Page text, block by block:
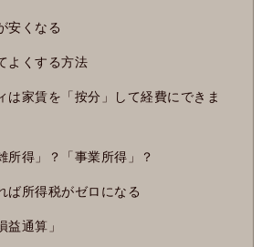
安くなる
よくする方法
は家賃を「按分」して経費にできま
所得」？「事業所得」？
ば所得税がゼロになる
益通算」